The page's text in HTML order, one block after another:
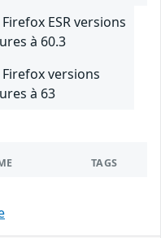
ESR versions
à 60.3
versions
à 63
TAGS